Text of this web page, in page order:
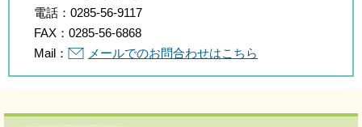
電話： 0285-56-9117
FAX： 0285-56-6868
Mail：
メールでのお問合わせはこちら